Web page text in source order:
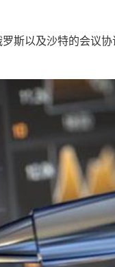
以及沙特的会议协